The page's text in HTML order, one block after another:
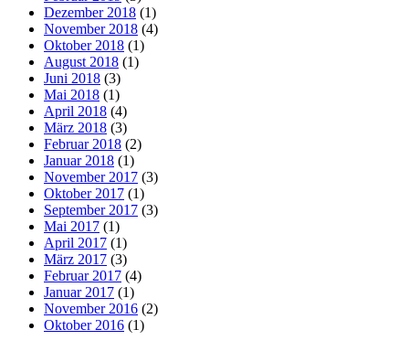
Dezember 2018 (1)
November 2018 (4)
Oktober 2018 (1)
August 2018 (1)
Juni 2018 (3)
Mai 2018 (1)
April 2018 (4)
März 2018 (3)
Februar 2018 (2)
Januar 2018 (1)
November 2017 (3)
Oktober 2017 (1)
September 2017 (3)
Mai 2017 (1)
April 2017 (1)
März 2017 (3)
Februar 2017 (4)
Januar 2017 (1)
November 2016 (2)
Oktober 2016 (1)